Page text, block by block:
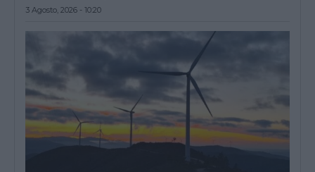
3 Agosto, 2026 - 10:20